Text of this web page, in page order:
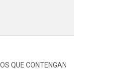
QUE CONTENGAN